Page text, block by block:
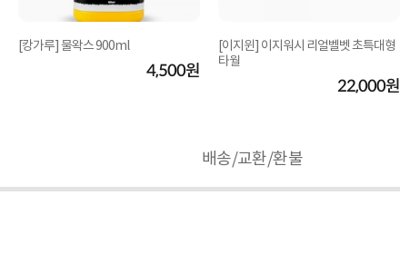
[캉가루] 물왁스 900ml
4,500원
[이지윈] 이지워시 리얼벨벳 초특대형
타월
22,000원
배송/교환/환불